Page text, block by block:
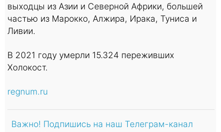
выходцы из Азии и Северной Африки, большей
частью из Марокко, Алжира, Ирака, Туниса и
Ливии.
В 2021 году умерли 15.324 переживших
Холокост.
regnum.ru
Важно! Подпишись на наш Телеграм-канал